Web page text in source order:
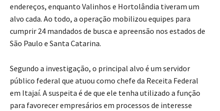
endereços, enquanto Valinhos e Hortolândia tiveram um
alvo cada. Ao todo, a operação mobilizou equipes para
cumprir 24 mandados de busca e apreensão nos estados de
São Paulo e Santa Catarina.
Segundo a investigação, o principal alvo é um servidor
público federal que atuou como chefe da Receita Federal
em Itajaí. A suspeita é de que ele tenha utilizado a função
para favorecer empresários em processos de interesse